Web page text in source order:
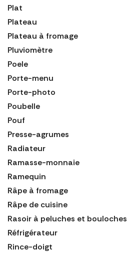
Plat
Plateau
Plateau à fromage
Pluviomètre
Poele
Porte-menu
Porte-photo
Poubelle
Pouf
Presse-agrumes
Radiateur
Ramasse-monnaie
Ramequin
Râpe à fromage
Râpe de cuisine
Rasoir à peluches et bouloches
Réfrigérateur
Rince-doigt